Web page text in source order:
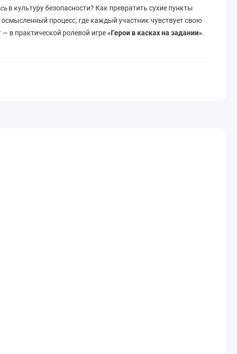
в культуру безопасности? Как превратить сухие пункты
процесс, где каждый участник чувствует свою
— в практической ролевой игре«Герои в касках на задании».